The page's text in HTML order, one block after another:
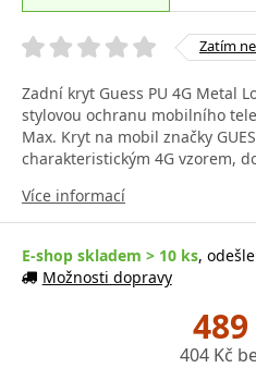
Zatím
Zadní kryt Guess PU 4G Metal
stylovou ochranu mobilního
Max. Kryt na mobil značky
charakteristickým 4G vzorem,
Více informací
E-shop skladem > 10 ks,
Možnosti dopravy
404 Kč